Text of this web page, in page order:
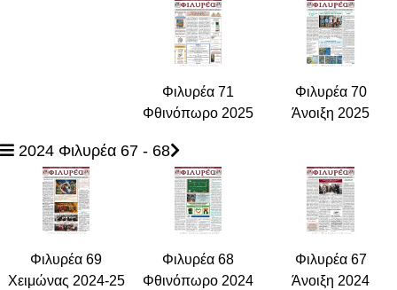
Φιλυρέα 71
Φθινόπωρο 2025
Φιλυρέα 70
Άνοιξη 2025
2024 Φιλυρέα 67 - 68
Φιλυρέα 69
Χειμώνας 2024-25
Φιλυρέα 68
Φθινόπωρο 2024
Φιλυρέα 67
Άνοιξη 2024